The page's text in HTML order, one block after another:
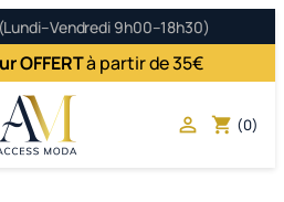
(Lundi–Vendredi 9h00–18h30)
OFFERTà partir de 35€
 shopping_cart (0)